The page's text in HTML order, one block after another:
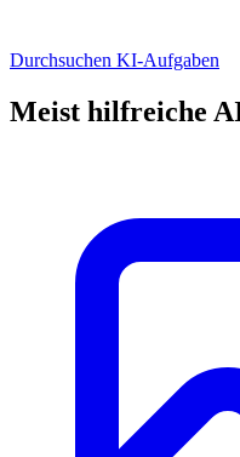
Durchsuchen KI-Aufgaben
Meist hilfreiche